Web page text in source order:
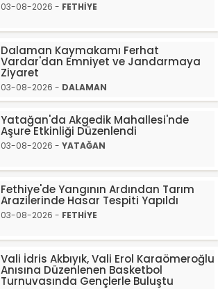
03-08-2026 - FETHİYE
Dalaman Kaymakamı Ferhat
Vardar'dan Emniyet ve Jandarmaya
Ziyaret
03-08-2026 - DALAMAN
Yatağan'da Akgedik Mahallesi'nde
Aşure Etkinliği Düzenlendi
03-08-2026 - YATAĞAN
Fethiye'de Yangının Ardından Tarım
Arazilerinde Hasar Tespiti Yapıldı
03-08-2026 - FETHİYE
Vali İdris Akbıyık, Vali Erol Karaömeroğlu
Anısına Düzenlenen Basketbol
Turnuvasında Gençlerle Buluştu